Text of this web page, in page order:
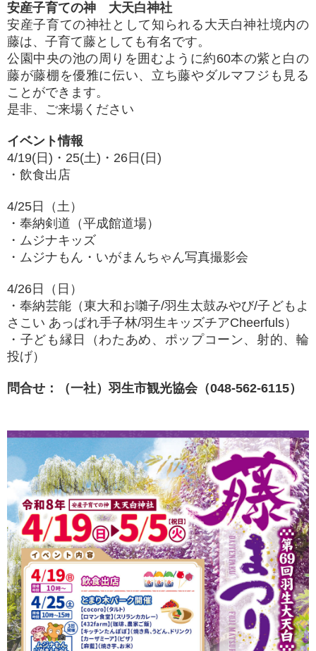
安産子育ての神 大天白神社
安産子育ての神社として知られる大天白神社境内の
藤は、子育て藤としても有名です。
公園中央の池の周りを囲むように約60本の紫と白の
藤が藤棚を優雅に伝い、立ち藤やダルマフジも見る
ことができます。
是非、ご来場ください
イベント情報
4/19(日)・25(土)・26日(日)
・飲食出店
4/25日（土）
・奉納剣道（平成館道場）
・ムジナキッズ
・ムジナもん・いがまんちゃん写真撮影会
4/26日（日）
・奉納芸能（東大和お囃子/羽生太鼓みやび/子どもよ
さこい あっぱれ手子林/羽生キッズチアCheerfuls）
・子ども縁日（わたあめ、ポップコーン、射的、輪
投げ）
問合せ：（一社）羽生市観光協会（048-562-6115）